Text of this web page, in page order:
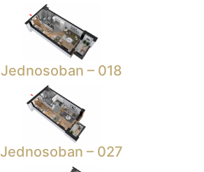
Jednosoban – 018
Jednosoban – 027